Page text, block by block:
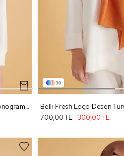
Belli Fresh Logo Desen Sütlü Kahve Monogram Şal 2 - 91
36
300,00 TL
700,00 TL